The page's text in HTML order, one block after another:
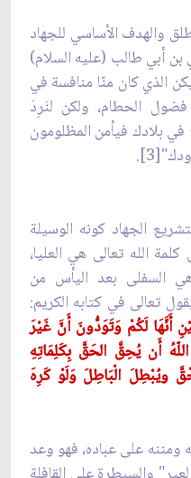
والهدف الأساسي للجهاد
بن أبي طالب (عليه السلام)
الذي كان منّا منافسة في
الحطام، ولكن لنَرِدَ
في بلادك فيأمن المظلومون
الجهاد كونه الوسيلة
الله تعالى هي العليا،
السفلى بعد اليأس من
تعالى في كتابه الكريم:
أَنَّهَا لَكُمْ وَتَوَدُّونَ أَنَّ غَيْرَ
أَن يُحِقَّ الحَقَّ بِكَلِمَاتِهِ
ويُبْطِلَ الْبَاطِلَ وَلَوْ كَرِهَ
ومننه على عباده، فهو وعد